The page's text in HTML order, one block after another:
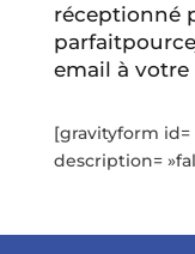
réceptionné
email à
[gravityform id=
description=